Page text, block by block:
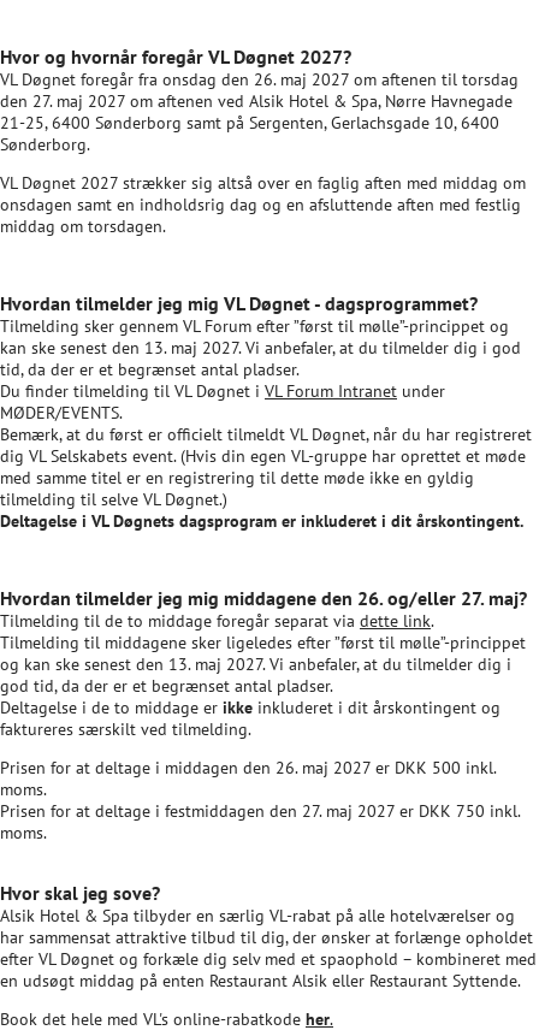
Hvor og hvornår foregår VL Døgnet 2027?
VL Døgnet foregår fra onsdag den 26. maj 2027 om aftenen til torsdag
den 27. maj 2027 om aftenen ved Alsik Hotel & Spa, Nørre Havnegade
21-25, 6400 Sønderborg samt på Sergenten, Gerlachsgade 10, 6400
Sønderborg.
VL Døgnet 2027 strækker sig altså over en faglig aften med middag om
onsdagen samt en indholdsrig dag og en afsluttende aften med festlig
middag om torsdagen.
Hvordan tilmelder jeg mig VL Døgnet - dagsprogrammet?
Tilmelding sker gennem VL Forum efter ”først til mølle”-princippet og
kan ske senest den 13. maj 2027. Vi anbefaler, at du tilmelder dig i god
tid, da der er et begrænset antal pladser.
Du finder tilmelding til VL Døgnet i VL Forum Intranet under
MØDER/EVENTS.
Bemærk, at du først er officielt tilmeldt VL Døgnet, når du har registreret
dig VL Selskabets event. (Hvis din egen VL-gruppe har oprettet et møde
med samme titel er en registrering til dette møde ikke en gyldig
tilmelding til selve VL Døgnet.)
Deltagelse i VL Døgnets dagsprogram er inkluderet i dit årskontingent.
Hvordan tilmelder jeg mig middagene den 26. og/eller 27. maj?
Tilmelding til de to middage foregår separat via dette link.
Tilmelding til middagene sker ligeledes efter ”først til mølle”-princippet
og kan ske senest den 13. maj 2027. Vi anbefaler, at du tilmelder dig i
god tid, da der er et begrænset antal pladser.
Deltagelse i de to middage er ikke inkluderet i dit årskontingent og
faktureres særskilt ved tilmelding.
Prisen for at deltage i middagen den 26. maj 2027 er DKK 500 inkl.
moms.
Prisen for at deltage i festmiddagen den 27. maj 2027 er DKK 750 inkl.
moms.
Hvor skal jeg sove?
Alsik Hotel & Spa tilbyder en særlig VL-rabat på alle hotelværelser og
har sammensat attraktive tilbud til dig, der ønsker at forlænge opholdet
efter VL Døgnet og forkæle dig selv med et spaophold – kombineret med
en udsøgt middag på enten Restaurant Alsik eller Restaurant Syttende.
Book det hele med VL's online-rabatkode her.